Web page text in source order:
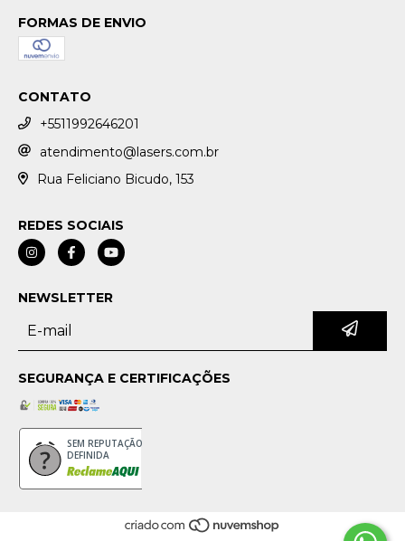
FORMAS DE ENVIO
CONTATO
+5511992646201
atendimento@lasers.com.br
Rua Feliciano Bicudo, 153
REDES SOCIAIS
NEWSLETTER
SEGURANÇA E CERTIFICAÇÕES
SEM REPUTAÇÃO
DEFINIDA